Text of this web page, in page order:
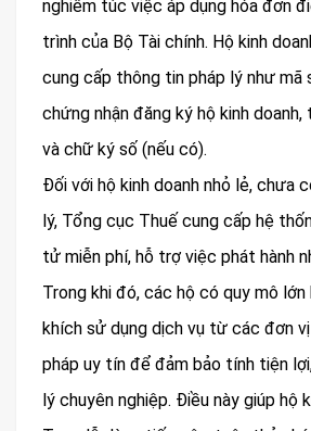
nghiêm túc việc áp dụng hóa đơn
trình của Bộ Tài chính. Hộ kinh
cung cấp thông tin pháp lý như mã
chứng nhận đăng ký hộ kinh
và chữ ký số (nếu có).
Đối với hộ kinh doanh nhỏ lẻ, chưa
lý, Tổng cục Thuế cung cấp hệ
tử miễn phí, hỗ trợ việc phát hành
Trong khi đó, các hộ có quy mô
khích sử dụng dịch vụ từ các đơn
pháp uy tín để đảm bảo tính tiện
lý chuyên nghiệp. Điều này giúp hộ